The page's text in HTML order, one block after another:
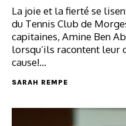
La joie et la fierté se
du Tennis Club de
capitaines, Amine Ben
lorsqu’ils racontent leur
cause!…
SARAH REMPE